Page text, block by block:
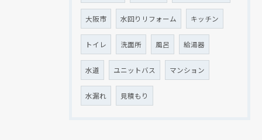
大阪市 水回りリフォーム キッチン
トイレ 洗面所 風呂 給湯器
水道 ユニットバス マンション
水漏れ 見積もり